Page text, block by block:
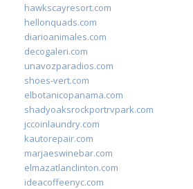
hawkscayresort.com
hellonquads.com
diarioanimales.com
decogaleri.com
unavozparadios.com
shoes-vert.com
elbotanicopanama.com
shadyoaksrockportrvpark.com
jccoinlaundry.com
kautorepair.com
marjaeswinebar.com
elmazatlanclinton.com
ideacoffeenyc.com